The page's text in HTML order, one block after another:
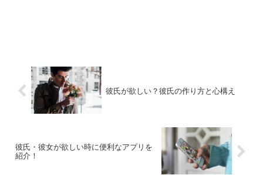
彼氏が欲しい？彼氏の作り方と心構え
彼氏・彼女が欲しい時に便利なアプリを
紹介！